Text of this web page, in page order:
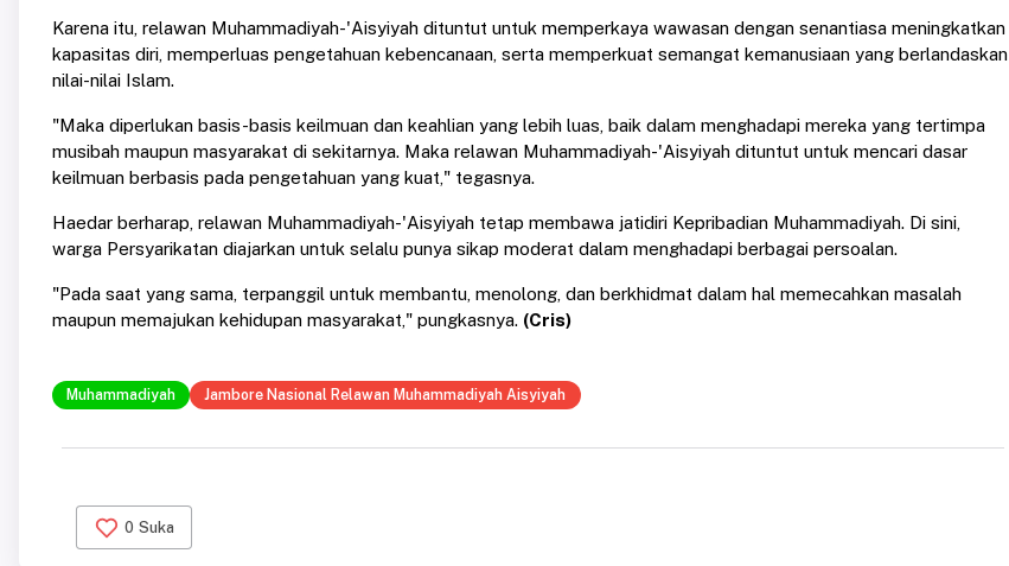
Karena itu, relawan Muhammadiyah-'Aisyiyah dituntut untuk memperkaya wawasan dengan senantiasa meningkatkan
kapasitas diri, memperluas pengetahuan kebencanaan, serta memperkuat semangat kemanusiaan yang berlandaskan
nilai-nilai Islam.
"Maka diperlukan basis-basis keilmuan dan keahlian yang lebih luas, baik dalam menghadapi mereka yang tertimpa
musibah maupun masyarakat di sekitarnya. Maka relawan Muhammadiyah-'Aisyiyah dituntut untuk mencari dasar
keilmuan berbasis pada pengetahuan yang kuat," tegasnya.
Haedar berharap, relawan Muhammadiyah-'Aisyiyah tetap membawa jatidiri Kepribadian Muhammadiyah. Di sini,
warga Persyarikatan diajarkan untuk selalu punya sikap moderat dalam menghadapi berbagai persoalan.
"Pada saat yang sama, terpanggil untuk membantu, menolong, dan berkhidmat dalam hal memecahkan masalah
maupun memajukan kehidupan masyarakat," pungkasnya. (Cris)
Muhammadiyah Jambore Nasional Relawan Muhammadiyah Aisyiyah
0 Suka